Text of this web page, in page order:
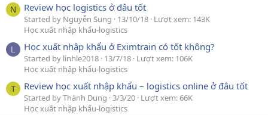
N Review học logistics ở đâu tốt
Started by Nguyễn Sung 13/10/18 Lượt xem: 143K
Học xuất nhập khẩu-logistics
L Học xuất nhập khẩu ở Eximtrain có tốt không?
Started by linhle2018 13/7/18 Lượt xem: 106K
Học xuất nhập khẩu-logistics
T Review học xuất nhập khẩu – logistics online ở đâu tốt
Started by Thành Dung 3/3/20 Lượt xem: 66K
Học xuất nhập khẩu-logistics